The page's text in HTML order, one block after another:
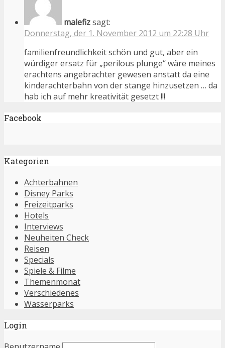
malefizsagt:
Donnerstag, der 1. November 2012 um 22:28 Uhr
familienfreundlichkeit schön und gut, aber ein
würdiger ersatz für „perilous plunge“ wäre meines
erachtens angebrachter gewesen anstatt da eine
kinderachterbahn von der stange hinzusetzen … da
hab ich auf mehr kreativität gesetzt !!!
Facebook
Kategorien
Achterbahnen
Disney Parks
Freizeitparks
Hotels
Interviews
Neuheiten Check
Reisen
Specials
Spiele & Filme
Themenmonat
Verschiedenes
Wasserparks
Login